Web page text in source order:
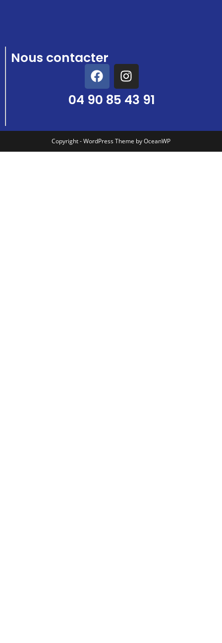
Nous contacter
04 90 85 43 91
Copyright - WordPress Theme by OceanWP